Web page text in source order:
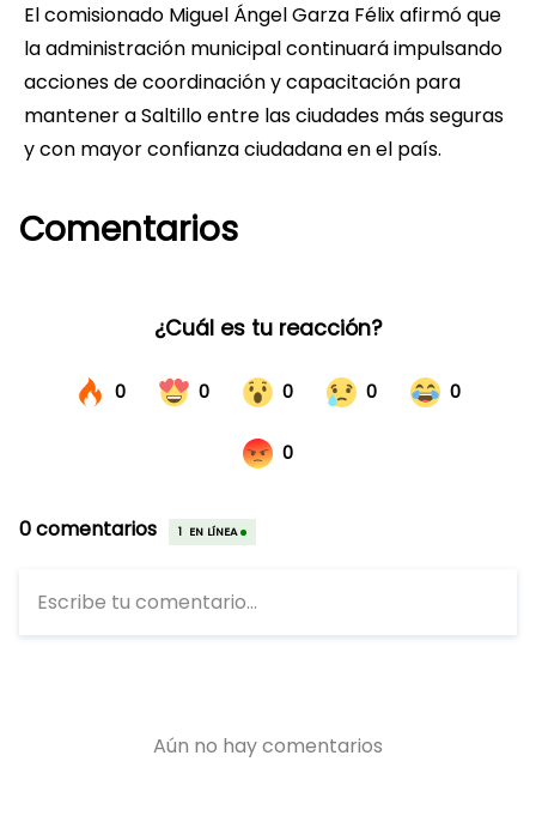
El comisionado Miguel Ángel Garza Félix afirmó que
la administración municipal continuará impulsando
acciones de coordinación y capacitación para
mantener a Saltillo entre las ciudades más seguras
y con mayor confianza ciudadana en el país.
Comentarios